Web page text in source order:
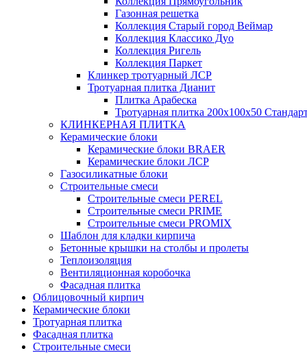
Газонная решетка
Коллекция Старый город Веймар
Коллекция Классико Дуо
Коллекция Ригель
Коллекция Паркет
Клинкер тротуарный ЛСР
Тротуарная плитка Дианит
Плитка Арабеска
Тротуарная плитка 200х100х50
КЛИНКЕРНАЯ ПЛИТКА
Керамические блоки
Керамические блоки BRAER
Керамические блоки ЛСР
Газосиликатные блоки
Строительные смеси
Строительные смеси PEREL
Строительные смеси PRIME
Строительные смеси PROMIX
Шаблон для кладки кирпича
Бетонные крышки на столбы и пролеты
Теплоизоляция
Вентиляционная коробочка
Фасадная плитка
Облицовочный кирпич
Керамические блоки
Тротуарная плитка
Фасадная плитка
Строительные смеси